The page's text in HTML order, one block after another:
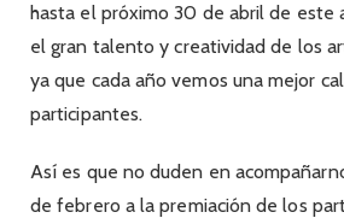
hasta el próximo 30 de abril de este
el gran talento y creatividad de los
ya que cada año vemos una mejor
participantes.
Así es que no duden en
de febrero a la premiación de los